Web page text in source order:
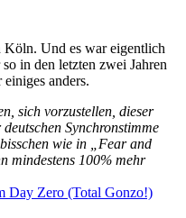
Und es war eigentlich
in den letzten zwei Jahren
anders.
sich vorzustellen, dieser
Synchronstimme
wie in „Fear and
mindestens 100% mehr
Day Zero (Total Gonzo!)